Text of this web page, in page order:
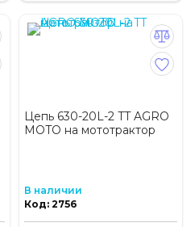
Цепь 630-20L-2 TT AGRO
MOTO на мототрактор
В наличии
Код: 2756